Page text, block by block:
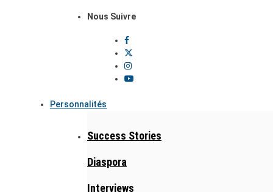
Nous Suivre
Personnalités
Success Stories
Diaspora
Interviews